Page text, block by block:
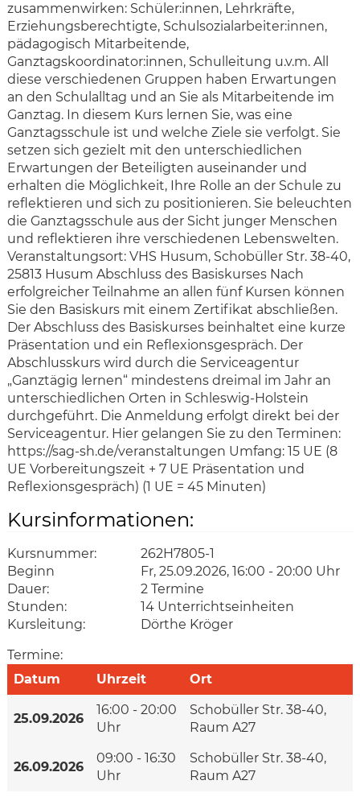
zusammenwirken: Schüler:innen, Lehrkräfte,
Erziehungsberechtigte, Schulsozialarbeiter:innen,
pädagogisch Mitarbeitende,
Ganztagskoordinator:innen, Schulleitung u.v.m. All
diese verschiedenen Gruppen haben Erwartungen
an den Schulalltag und an Sie als Mitarbeitende im
Ganztag. In diesem Kurs lernen Sie, was eine
Ganztagsschule ist und welche Ziele sie verfolgt. Sie
setzen sich gezielt mit den unterschiedlichen
Erwartungen der Beteiligten auseinander und
erhalten die Möglichkeit, Ihre Rolle an der Schule zu
reflektieren und sich zu positionieren. Sie beleuchten
die Ganztagsschule aus der Sicht junger Menschen
und reflektieren ihre verschiedenen Lebenswelten.
Veranstaltungsort: VHS Husum, Schobüller Str. 38-40,
25813 Husum Abschluss des Basiskurses Nach
erfolgreicher Teilnahme an allen fünf Kursen können
Sie den Basiskurs mit einem Zertifikat abschließen.
Der Abschluss des Basiskurses beinhaltet eine kurze
Präsentation und ein Reflexionsgespräch. Der
Abschlusskurs wird durch die Serviceagentur
„Ganztägig lernen“ mindestens dreimal im Jahr an
unterschiedlichen Orten in Schleswig-Holstein
durchgeführt. Die Anmeldung erfolgt direkt bei der
Serviceagentur. Hier gelangen Sie zu den Terminen:
https://sag-sh.de/veranstaltungen Umfang: 15 UE (8
UE Vorbereitungszeit + 7 UE Präsentation und
Reflexionsgespräch) (1 UE = 45 Minuten)
Kursinformationen:
Kursnummer:
262H7805-1
Beginn
Fr, 25.09.2026, 16:00 - 20:00 Uhr
Dauer:
2 Termine
Stunden:
14 Unterrichtseinheiten
Kursleitung:
Dörthe Kröger
Termine:
Datum
Uhrzeit Ort
25.09.2026
16:00 - 20:00
Uhr
Schobüller Str. 38-40,
Raum A27
26.09.2026
09:00 - 16:30
Uhr
Schobüller Str. 38-40,
Raum A27